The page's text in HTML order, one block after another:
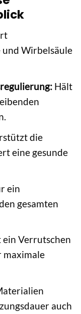
und Wirbelsäule
Hält
die
eine gesunde
ein
gesamten
Verrutschen
maximale
auch